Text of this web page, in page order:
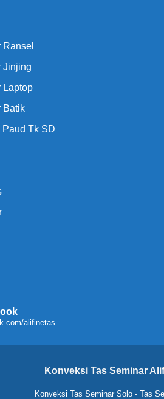
Ransel
Jinjing
Laptop
Batik
Tk SD
alifinetas
Konveksi Tas Seminar
Konveksi Tas Seminar Solo - Tas